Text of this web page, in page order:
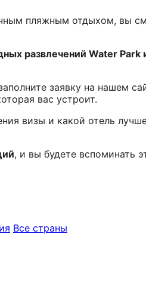
пляжным отдыхом, вы
развлечений Water Park
заявку на нашем
вас устроит.
визы и какой отель
, и вы будете вспоминать
Все страны